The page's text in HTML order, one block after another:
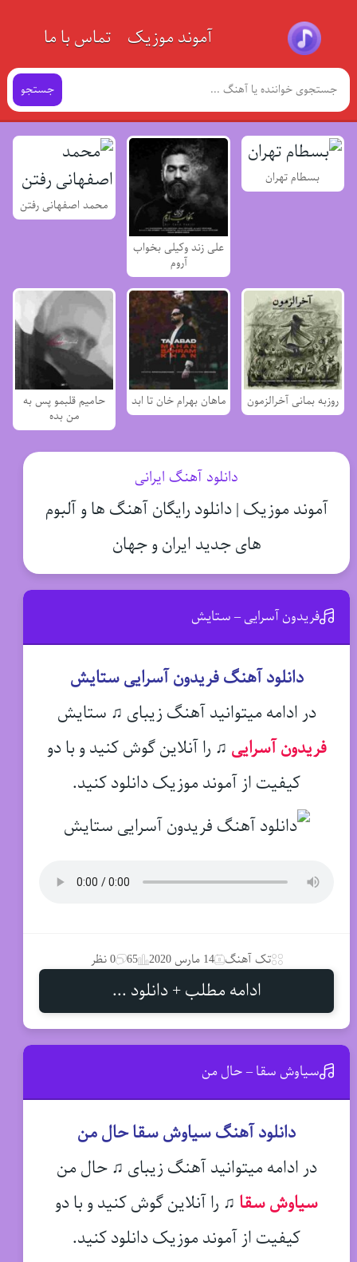
آموند موزیک تماس با ما
جستجو
بسطام تهران
علی زند وکیلی بخواب
آروم
محمد اصفهانی رفتن
روزبه بمانی آخرالزمون ماهان بهرام خان تا ابد
حامیم قلبمو پس به
من بده
دانلود آهنگ ایرانی
آموند موزیک | دانلود رایگان آهنگ ها و آلبوم
های جدید ایران و جهان
فریدون آسرایی – ستایش
دانلود آهنگ فریدون آسرایی ستایش
در ادامه میتوانید آهنگ زیبای ♫ ستایش
فریدون آسرایی ♫ را آنلاین گوش کنید و با دو
کیفیت از آموند موزیک دانلود کنید.
تک آهنگ 14 مارس 2020 65 0 نظر
ادامه مطلب + دانلود ...
سیاوش سقا – حال من
دانلود آهنگ سیاوش سقا حال من
در ادامه میتوانید آهنگ زیبای ♫ حال من
سیاوش سقا ♫ را آنلاین گوش کنید و با دو
کیفیت از آموند موزیک دانلود کنید.